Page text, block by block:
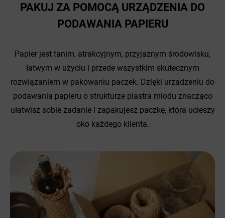
PAKUJ ZA POMOCĄ URZĄDZENIA DO
PODAWANIA PAPIERU
Papier jest tanim, atrakcyjnym, przyjaznym środowisku,
łatwym w użyciu i przede wszystkim skutecznym
rozwiązaniem w pakowaniu paczek. Dzięki urządzeniu do
podawania papieru o strukturze plastra miodu znacząco
ułatwisz sobie zadanie i zapakujesz paczkę, która ucieszy
oko każdego klienta.